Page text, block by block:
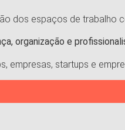
dos espaços de trabalho
organização e
empresas, startups e